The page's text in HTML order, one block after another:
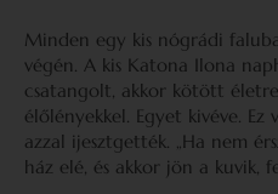
Minden egy kis nógrádi
végén. A kis Katona Ilona
csatangolt, akkor kötött
élőlényekkel. Egyet kivéve.
azzal ijesztgették. „Ha nem
ház elé, és akkor jön a kuvik,